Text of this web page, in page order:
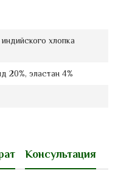
хлопка
20%, эластан 4%
Консультация